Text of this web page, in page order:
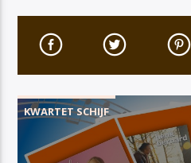
KWARTET SCHIJF